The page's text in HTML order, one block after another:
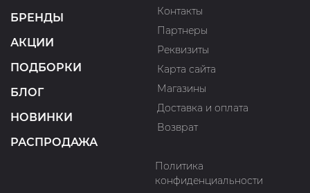
БРЕНДЫ
АКЦИИ
ПОДБОРКИ
БЛОГ
НОВИНКИ
РАСПРОДАЖА
Контакты
Партнеры
Реквизиты
Карта сайта
Магазины
Доставка и оплата
Возврат
Политика
конфиденциальности